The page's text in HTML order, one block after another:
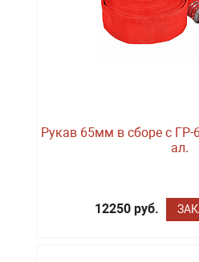
Рукав 65мм в сборе с ГР-
ал.
12250 руб.